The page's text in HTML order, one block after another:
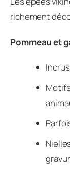
richement
Pommeau et